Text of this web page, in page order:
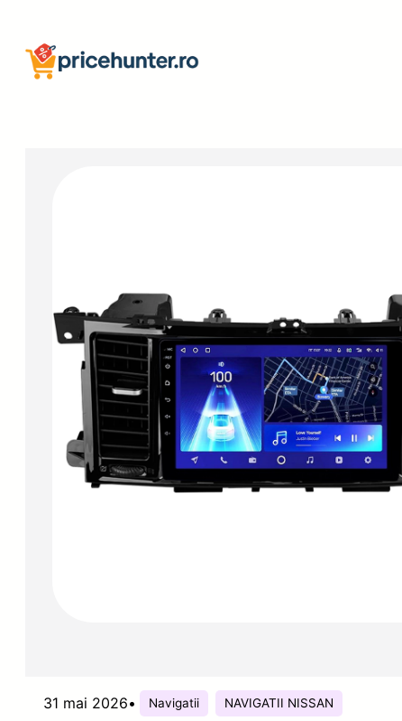
conținut
31 mai 2026• Navigatii NAVIGATII NISSAN